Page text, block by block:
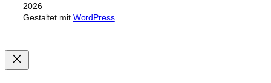
2026
Gestaltet mit WordPress